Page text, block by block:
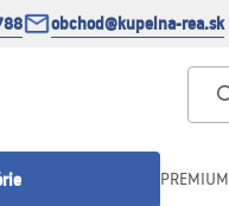
obchod@kupelna-rea.sk
PREMIUM